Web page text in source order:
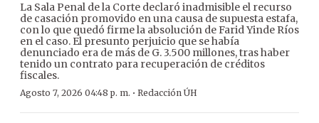
La Sala Penal de la Corte declaró inadmisible el recurso
de casación promovido en una causa de supuesta estafa,
con lo que quedó firme la absolución de Farid Yinde Ríos
en el caso. El presunto perjuicio que se había
denunciado era de más de G. 3.500 millones, tras haber
tenido un contrato para recuperación de créditos
fiscales.
Agosto 7, 2026 04:48 p. m. · Redacción ÚH